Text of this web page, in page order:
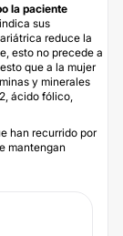
la paciente
sus
reduce la
esto no precede a
que a la mujer
y minerales
ácido fólico,
han recurrido por
mantengan